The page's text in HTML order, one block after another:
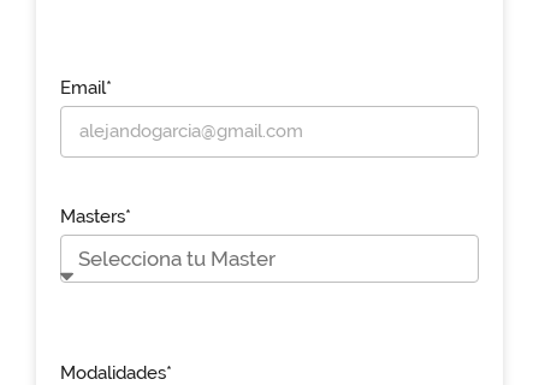
Email*
Masters*
Modalidades*